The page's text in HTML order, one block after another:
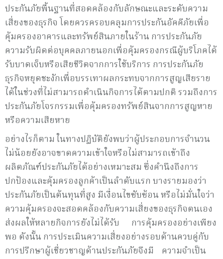
ประกันภัยพื้นฐานที่สอดคล้องกับลักษณะและระดับความ
เสี่ยงของธุรกิจ โดยควรครอบคลุมการประกันอัคคีภัยเพื่อ
คุ้มครองอาคารและทรัพย์สินภายในร้าน การประกันภัย
ความรับผิดต่อบุคคลภายนอกเพื่อคุ้มครองกรณีผู้บริโภคได้
รับบาดเจ็บหรือเสียชีวิตจากการใช้บริการ การประกันภัย
ธุรกิจหยุดชะงักเพื่อบรรเทาผลกระทบจากการสูญเสียราย
ได้ในช่วงที่ไม่สามารถดำเนินกิจการได้ตามปกติ รวมถึงการ
ประกันภัยโจรกรรมเพื่อคุ้มครองทรัพย์สินจากการสูญหาย
หรือความเสียหาย
อย่างไรก็ตาม ในทางปฏิบัติยังพบว่าผู้ประกอบการจำนวน
ไม่น้อยยังอาจขาดความเข้าใจหรือไม่สามารถเข้าถึง
ผลิตภัณฑ์ประกันภัยได้อย่างเหมาะสม ซึ่งคำนึงถึงการ
ปกป้องและคุ้มครองลูกค้าเป็นลำดับแรก บางรายมองว่า
ประกันภัยเป็นต้นทุนที่สูง มีเงื่อนไขซับซ้อน หรือไม่มั่นใจว่า
ความคุ้มครองจะสอดคล้องกับความเสี่ยงของธุรกิจตนเอง
ส่งผลให้หลายกิจการยังไม่ได้รับ การคุ้มครองอย่างเพียง
พอ ดังนั้น การประเมินความเสี่ยงอย่างรอบด้านควบคู่กับ
การปรึกษาผู้เชี่ยวชาญด้านประกันภัยจึงมี ความจำเป็น